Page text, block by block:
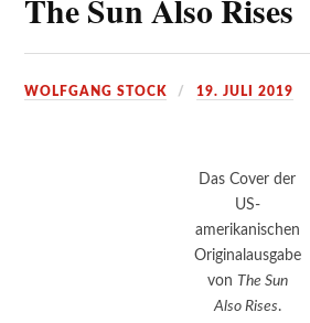
The Sun Also Rises
WOLFGANG STOCK 19. JULI 2019
Das Cover der
US-
amerikanischen
Originalausgabe
von The Sun
Also Rises.